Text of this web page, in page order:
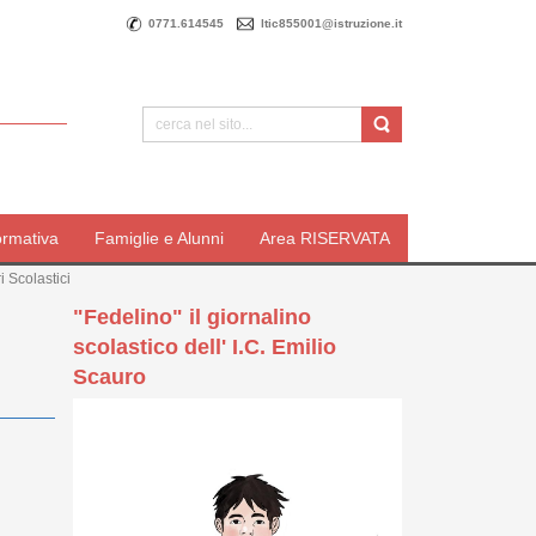
0771.614545 ltic855001@istruzione.it
Famiglie e Alunni Area RISERVATA
Scolastici
"Fedelino" il giornalino
scolastico dell' I.C. Emilio
Scauro